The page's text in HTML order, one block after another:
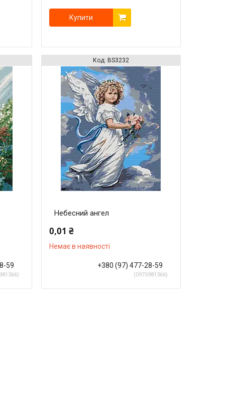
Купити
59
BS3232
Небесний ангел
0,01 ₴
Немає в наявності
+380 (97) 477-28-59
0975981366